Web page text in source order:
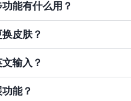
能有什么用？
皮肤？
输入？
能？